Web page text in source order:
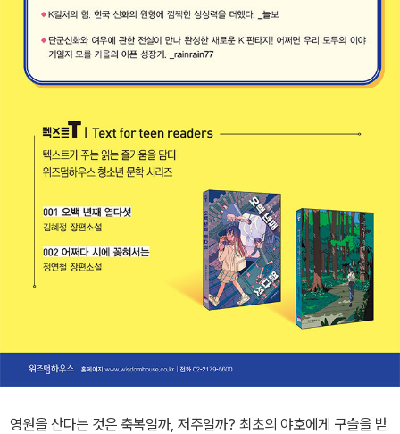
영원을 산다는 것은 축복일까, 저주일까? 최초의 야호에게 구슬을 받